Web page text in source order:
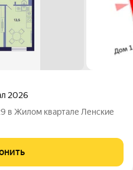
2026
в Жилом квартале Ленские